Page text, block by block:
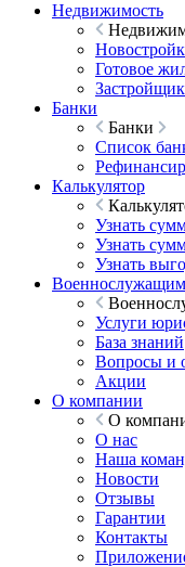
Недвижимость
Готовое
Банки
Банки
Список
Калькулятор
Узнать
Узнать
Узнать
Военнослужащим
Услуги
База знаний
Вопросы и
Акции
О компании
О
О нас
Наша
Новости
Отзывы
Гарантии
Контакты